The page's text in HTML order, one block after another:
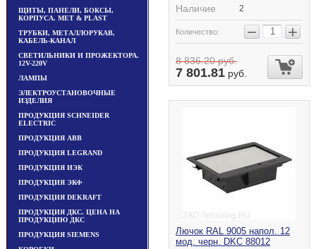
ЩИТЫ, ПАНЕЛИ, БОКСЫ,
КОРПУСА. MET & PLAST
ТРУБКИ, МЕТАЛЛОРУКАВ,
КАБЕЛЬ-КАНАЛ
СВЕТИЛЬНИКИ И ПРОЖЕКТОРА.
12V-220V
ЛАМПЫ
ЭЛЕКТРОУСТАНОВОЧНЫЕ
ИЗДЕЛИЯ
ПРОДУКЦИЯ SCHNEIDER
ELECTRIC
ПРОДУКЦИЯ ABB
ПРОДУКЦИЯ LEGRAND
ПРОДУКЦИЯ ИЭК
ПРОДУКЦИЯ ЭКФ
ПРОДУКЦИЯ DEKRAFT
ПРОДУКЦИЯ ДКС. ЦЕНА НА
ПРОДУКЦИЮ ДКС
ПРОДУКЦИЯ SIEMENS
Наличие 2
Количество: − +
8 836.20руб.
7 801.81 руб.
Лючок RAL 9005 напол. 12
мод. черн. DKC 88012